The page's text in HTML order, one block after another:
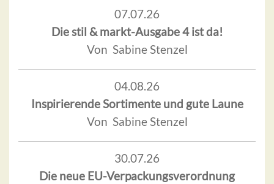
07.07.26
Die stil & markt-Ausgabe 4 ist da!
Von Sabine Stenzel
04.08.26
Inspirierende Sortimente und gute Laune
Von Sabine Stenzel
30.07.26
Die neue EU-Verpackungsverordnung